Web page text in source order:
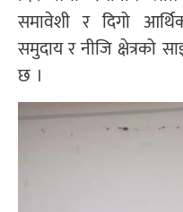
समावेशी र दिगो
समुदाय र नीजि क्षेत्रको
छ ।